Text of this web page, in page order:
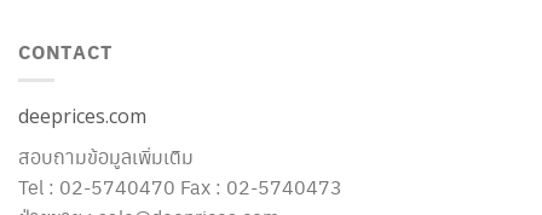
CONTACT
deeprices.com
สอบถามข้อมูลเพิ่มเติม
Tel : 02-5740470 Fax : 02-5740473